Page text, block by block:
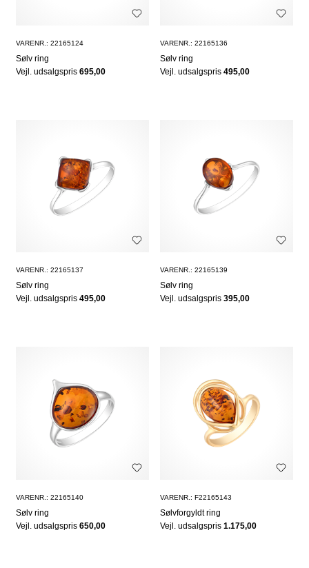
VARENR.: 22165124
Sølv ring
Vejl. udsalgspris 695,00
VARENR.: 22165136
Sølv ring
Vejl. udsalgspris495,00
VARENR.: 22165137
Sølv ring
Vejl. udsalgspris 495,00
VARENR.: 22165139
Sølv ring
Vejl. udsalgspris395,00
VARENR.: 22165140
Sølv ring
Vejl. udsalgspris 650,00
VARENR.: F22165143
Sølvforgyldt ring
Vejl. udsalgspris1.175,00